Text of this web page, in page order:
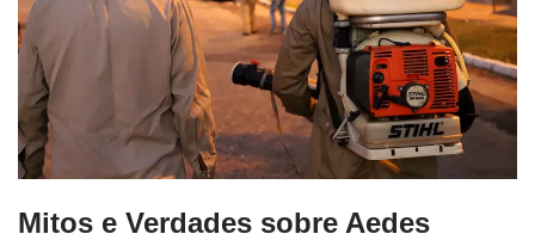
Mitos e Verdades sobre Aedes